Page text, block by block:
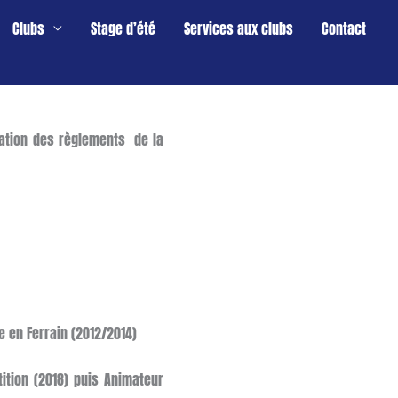
Clubs Stage d’été Services aux clubs Contact
des règlements de la
en Ferrain (2012/2014)
(2018) puis Animateur